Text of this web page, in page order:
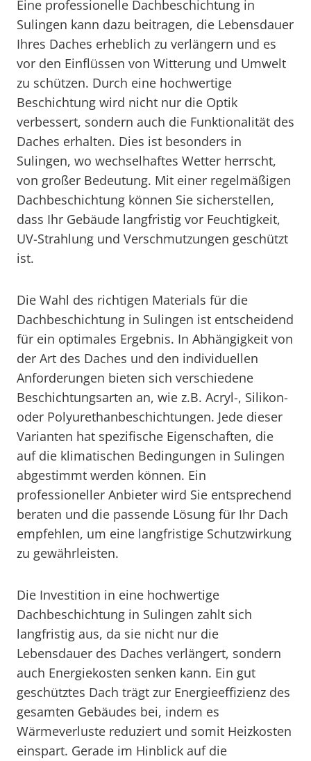
Eine professionelle Dachbeschichtung in
Sulingen kann dazu beitragen, die Lebensdauer
Ihres Daches erheblich zu verlängern und es
vor den Einflüssen von Witterung und Umwelt
zu schützen. Durch eine hochwertige
Beschichtung wird nicht nur die Optik
verbessert, sondern auch die Funktionalität des
Daches erhalten. Dies ist besonders in
Sulingen, wo wechselhaftes Wetter herrscht,
von großer Bedeutung. Mit einer regelmäßigen
Dachbeschichtung können Sie sicherstellen,
dass Ihr Gebäude langfristig vor Feuchtigkeit,
UV-Strahlung und Verschmutzungen geschützt
ist.
Die Wahl des richtigen Materials für die
Dachbeschichtung in Sulingen ist entscheidend
für ein optimales Ergebnis. In Abhängigkeit von
der Art des Daches und den individuellen
Anforderungen bieten sich verschiedene
Beschichtungsarten an, wie z.B. Acryl-, Silikon-
oder Polyurethanbeschichtungen. Jede dieser
Varianten hat spezifische Eigenschaften, die
auf die klimatischen Bedingungen in Sulingen
abgestimmt werden können. Ein
professioneller Anbieter wird Sie entsprechend
beraten und die passende Lösung für Ihr Dach
empfehlen, um eine langfristige Schutzwirkung
zu gewährleisten.
Die Investition in eine hochwertige
Dachbeschichtung in Sulingen zahlt sich
langfristig aus, da sie nicht nur die
Lebensdauer des Daches verlängert, sondern
auch Energiekosten senken kann. Ein gut
geschütztes Dach trägt zur Energieeffizienz des
gesamten Gebäudes bei, indem es
Wärmeverluste reduziert und somit Heizkosten
einspart. Gerade im Hinblick auf die